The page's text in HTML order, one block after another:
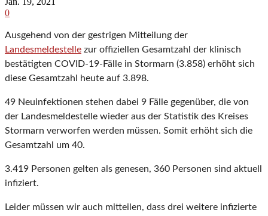
0
Ausgehend von der gestrigen Mitteilung der
Landesmeldestelle zur offiziellen Gesamtzahl der klinisch
bestätigten COVID-19-Fälle in Stormarn (3.858) erhöht sich
diese Gesamtzahl heute auf 3.898.
49 Neuinfektionen stehen dabei 9 Fälle gegenüber, die von
der Landesmeldestelle wieder aus der Statistik des Kreises
Stormarn verworfen werden müssen. Somit erhöht sich die
Gesamtzahl um 40.
3.419 Personen gelten als genesen, 360 Personen sind aktuell
infiziert.
Leider müssen wir auch mitteilen, dass drei weitere infizierte